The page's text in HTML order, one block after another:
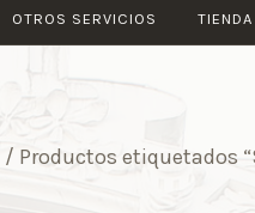
OTROS SERVICIOS TIENDA
/ Productos etiquetados